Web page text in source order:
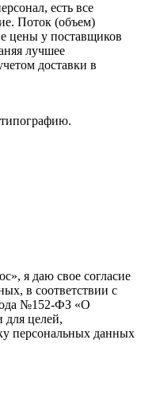
есть все
Поток (объем)
цены у поставщиков
лучшее
доставки в
я даю свое согласие
в соответствии с
№152-ФЗ «О
для целей,
персональных данных